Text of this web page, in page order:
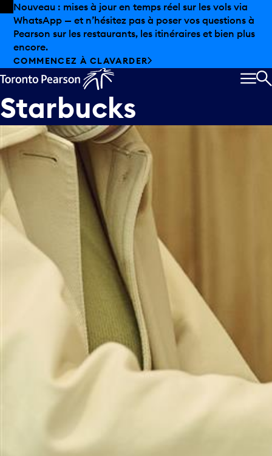
Skip to offers
Passer au contenu principal
Nouveau : mises à jour en temps réel sur les vols via
WhatsApp — et n’hésitez pas à poser vos questions à
Pearson sur les restaurants, les itinéraires et bien plus
encore.
COMMENCEZ À CLAVARDER
Starbucks